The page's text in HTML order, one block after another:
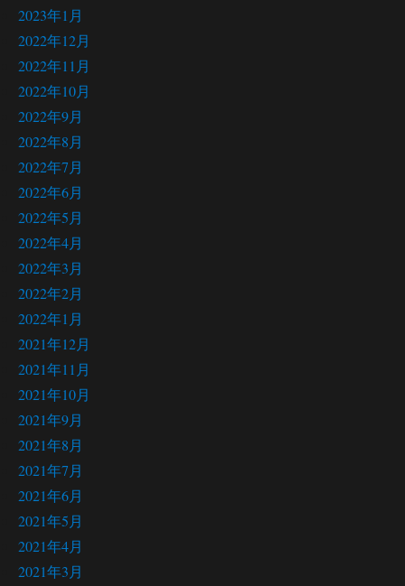
2023年1月
2022年12月
2022年11月
2022年10月
2022年9月
2022年8月
2022年7月
2022年6月
2022年5月
2022年4月
2022年3月
2022年2月
2022年1月
2021年12月
2021年11月
2021年10月
2021年9月
2021年8月
2021年7月
2021年6月
2021年5月
2021年4月
2021年3月